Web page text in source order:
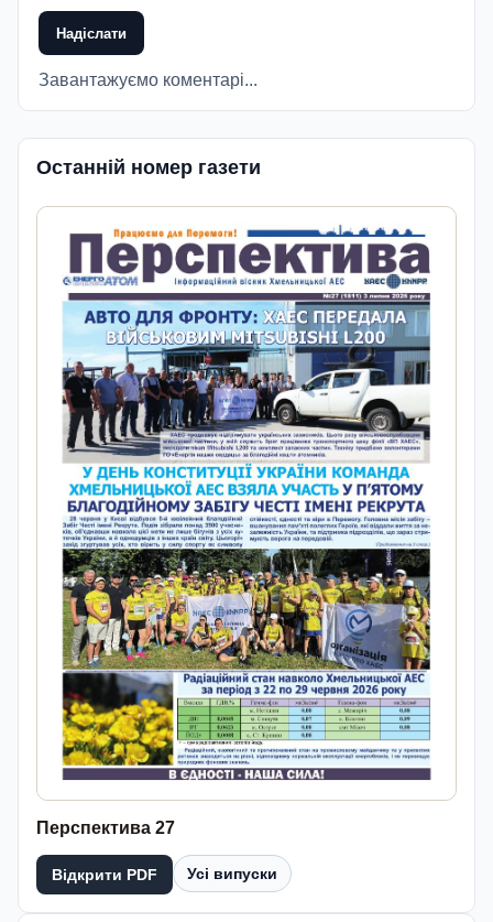
Надіслати
Завантажуємо коментарі...
Останній номер газети
Перспектива 27
Відкрити PDF Усі випуски